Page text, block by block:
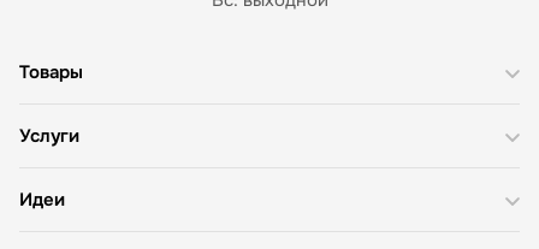
Товары
Услуги
Идеи